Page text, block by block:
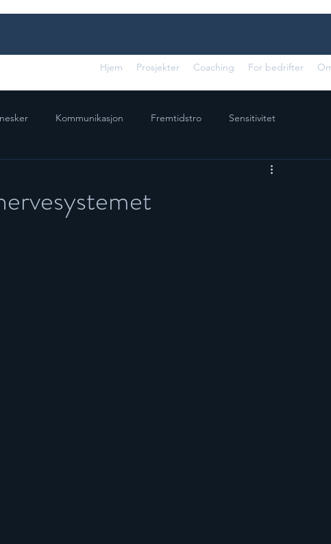
Hjem Prosjekter Coaching For bedrifter
Kommunikasjon Fremtidstro Sensitivitet